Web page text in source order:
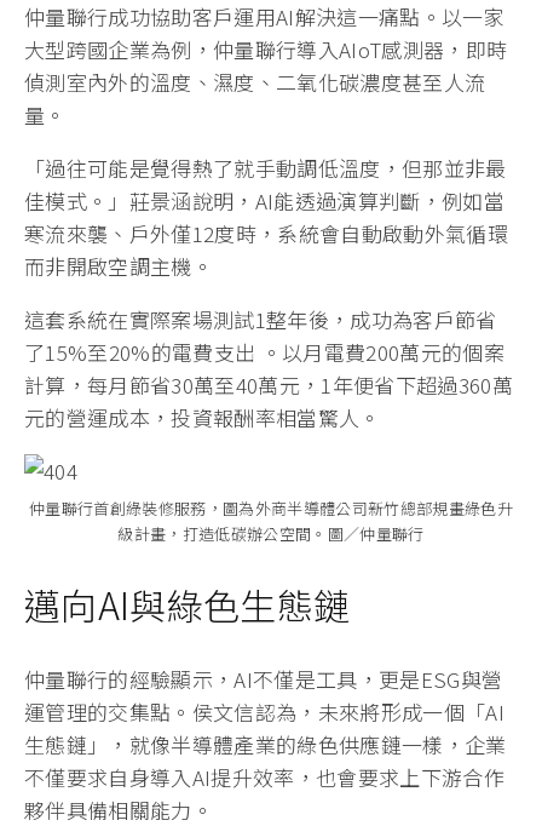
仲量聯行成功協助客戶運用AI解決這一痛點。以一家
大型跨國企業為例，仲量聯行導入AIoT感測器，即時
偵測室內外的溫度、濕度、二氧化碳濃度甚至人流
量。
「過往可能是覺得熱了就手動調低溫度，但那並非最
佳模式。」莊景涵說明，AI能透過演算判斷，例如當
寒流來襲、戶外僅12度時，系統會自動啟動外氣循環
而非開啟空調主機。
這套系統在實際案場測試1整年後，成功為客戶節省
了15%至20%的電費支出 。以月電費200萬元的個案
計算，每月節省30萬至40萬元，1年便省下超過360萬
元的營運成本，投資報酬率相當驚人。
仲量聯行首創綠裝修服務，圖為外商半導體公司新竹總部規畫綠色升
級計畫，打造低碳辦公空間。圖／仲量聯行
邁向AI與綠色生態鏈
仲量聯行的經驗顯示，AI不僅是工具，更是ESG與營
運管理的交集點。侯文信認為，未來將形成一個「AI
生態鏈」，就像半導體產業的綠色供應鏈一樣，企業
不僅要求自身導入AI提升效率，也會要求上下游合作
夥伴具備相關能力。